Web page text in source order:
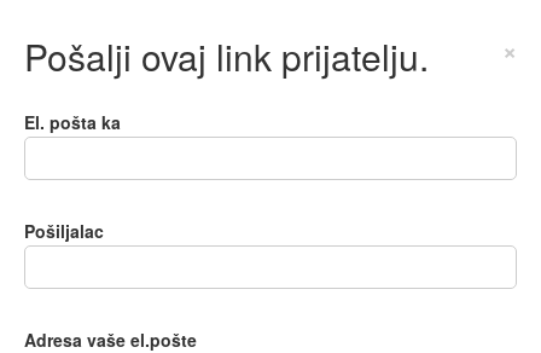
Pošalji ovaj link prijatelju. ×
El. pošta ka
Pošiljalac
Adresa vaše el.pošte